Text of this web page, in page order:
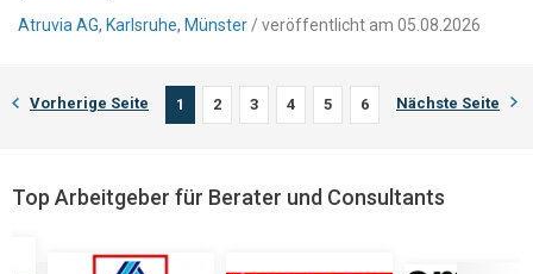
Atruvia AG, Karlsruhe, Münster / veröffentlicht am 05.08.2026
Vorherige Seite 1 2 3 4 5 6 Nächste Seite
Top Arbeitgeber für Berater und Consultants